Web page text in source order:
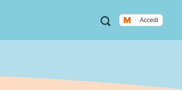
Metanavigazione
Ricerca Accedi